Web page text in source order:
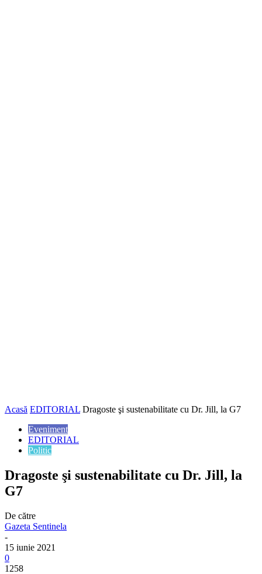
Acasă EDITORIAL Dragoste şi sustenabilitate cu Dr. Jill, la G7
Eveniment
EDITORIAL
Politic
Dragoste şi sustenabilitate cu Dr. Jill, la
G7
De către
Gazeta Sentinela
-
15 iunie 2021
0
1258